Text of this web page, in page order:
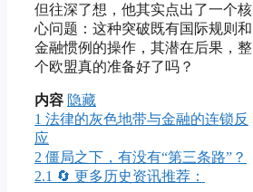
但往深了想，他其实点出了一个核
心问题：这种突破既有国际规则和
金融惯例的操作，其潜在后果，整
个欧盟真的准备好了吗？
内容 隐藏
1 法律的灰色地带与金融的连锁反
应
2 僵局之下，有没有“第三条路”？
2.1 🔄 更多历史资讯推荐：